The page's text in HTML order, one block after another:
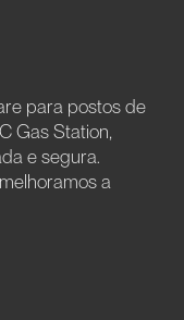
para postos de
Gas Station,
e segura.
a